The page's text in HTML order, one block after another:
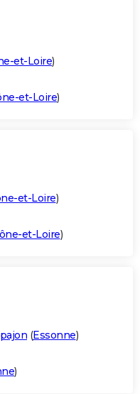
et-Loire)
et-Loire)
et-Loire)
et-Loire)
(Essonne)
)